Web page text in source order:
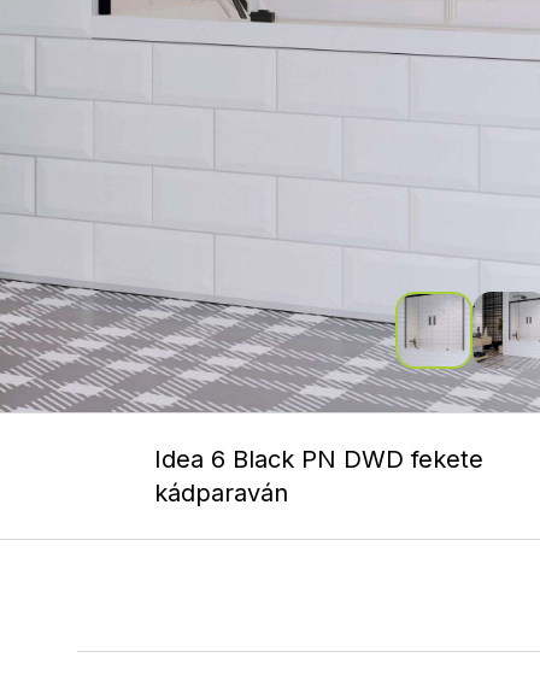
Idea 6 Black PN DWD fekete
kádparaván